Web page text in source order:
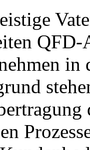
in